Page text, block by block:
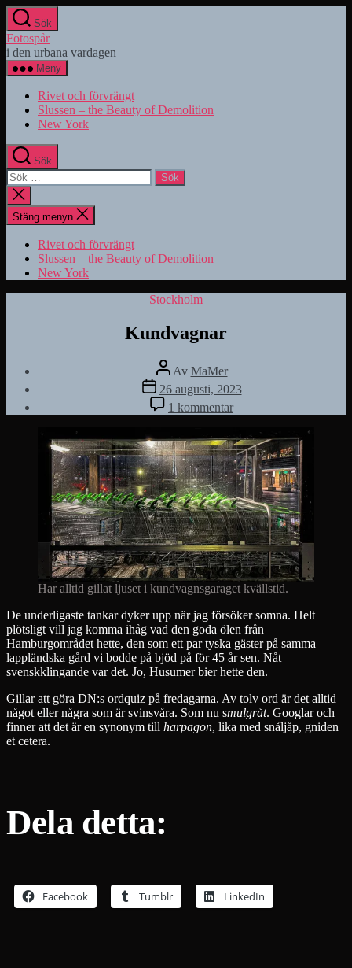
Hoppa
till
innehåll
Sök
Fotospår
i den urbana vardagen
Meny
Rivet och förvrängt
Slussen – the Beauty of Demolition
New York
Sök
Sök
efter:
Stäng
sökningen
Stäng menyn
Rivet och förvrängt
Slussen – the Beauty of Demolition
New York
Kategorier
Stockholm
Kundvagnar
Inläggsförfattare
Av MaMer
Inläggsdatum
26 augusti, 2023
1 kommentartill
Kundvagnar
Har alltid gillat ljuset i kundvagnsgaraget kvällstid.
De underligaste tankar dyker upp när jag försöker somna. Helt
plötsligt vill jag komma ihåg vad den goda ölen från
Hamburgområdet hette, den som ett par tyska gäster på samma
lappländska gård vi bodde på bjöd på för 45 år sen. Nåt
svenskklingande var det. Jo, Husumer bier hette den.
Gillar att göra DN:s ordquiz på fredagarna. Av tolv ord är det alltid
något eller några som är svinsvåra. Som nu smulgråt. Googlar och
finner att det är en synonym till harpagon, lika med snåljåp, gniden
et cetera.
Dela detta:
Facebook Tumblr LinkedIn